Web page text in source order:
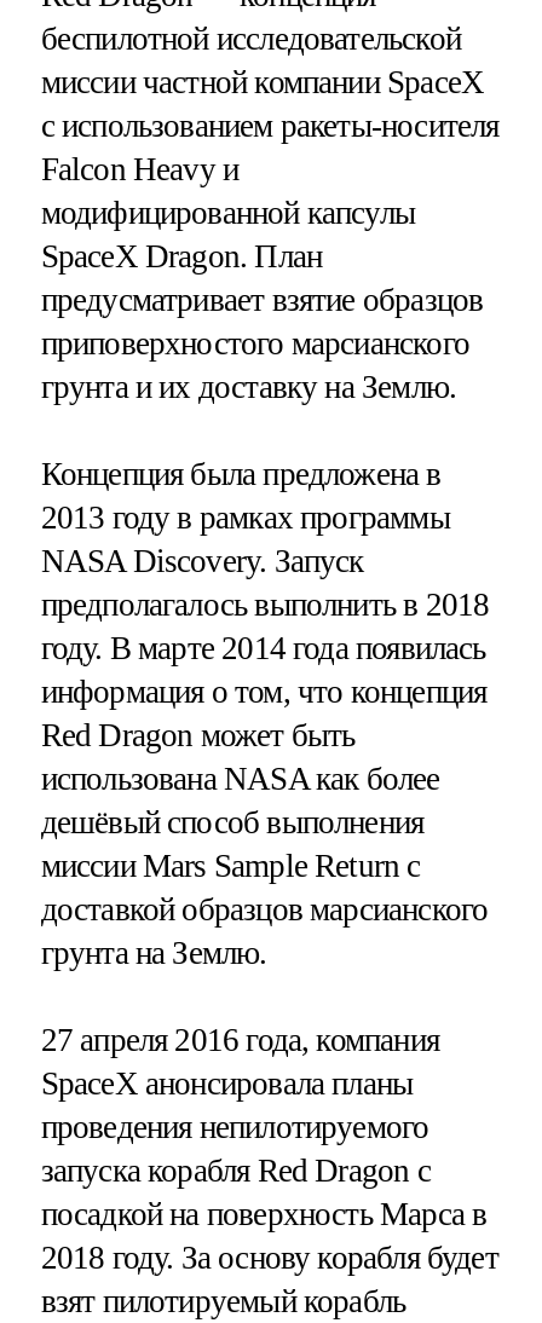
беспилотной исследовательской
миссии частной компании SpaceX
с использованием ракеты-носителя
Falcon Heavy и
модифицированной капсулы
SpaceX Dragon. План
предусматривает взятие образцов
приповерхностого марсианского
грунта и их доставку на Землю.
Концепция была предложена в
2013 году в рамках программы
NASA Discovery. Запуск
предполагалось выполнить в 2018
году. В марте 2014 года появилась
информация о том, что концепция
Red Dragon может быть
использована NASA как более
дешёвый способ выполнения
миссии Mars Sample Return с
доставкой образцов марсианского
грунта на Землю.
27 апреля 2016 года, компания
SpaceX анонсировала планы
проведения непилотируемого
запуска корабля Red Dragon c
посадкой на поверхность Марса в
2018 году. За основу корабля будет
взят пилотируемый корабль